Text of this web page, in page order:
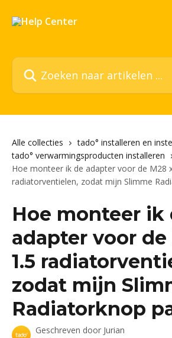
Zoeken naar artikelen ...
Alle collecties
tado° installeren en
tado° verwarmingsproducten installeren
Hoe monteer ik de adapter voor de M28
radiatorventielen, zodat mijn Slimme
Hoe monteer ik
adapter voor de
1.5
zodat mijn
Radiatorknop
Geschreven door Jurian